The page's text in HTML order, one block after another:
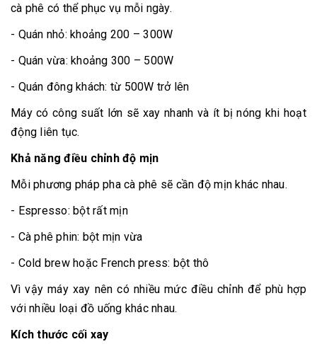
cà phê có thể phục vụ mỗi ngày.
- Quán nhỏ: khoảng 200 – 300W
- Quán vừa: khoảng 300 – 500W
- Quán đông khách: từ 500W trở lên
Máy có công suất lớn sẽ xay nhanh và ít bị nóng khi hoạt
động liên tục.
Khả năng điều chỉnh độ mịn
Mỗi phương pháp pha cà phê sẽ cần độ mịn khác nhau.
- Espresso: bột rất mịn
- Cà phê phin: bột mịn vừa
- Cold brew hoặc French press: bột thô
Vì vậy máy xay nên có nhiều mức điều chỉnh để phù hợp
với nhiều loại đồ uống khác nhau.
Kích thước cối xay